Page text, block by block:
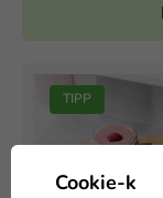
TIPP
Cookie-k